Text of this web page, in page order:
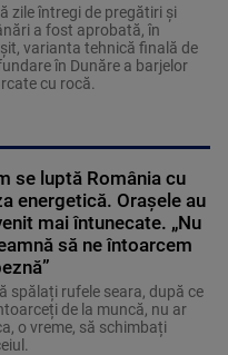
zile întregi de pregătiri și
a fost aprobată, în
varianta tehnică finală de
în Dunăre a barjelor
cu rocă.
se luptă România cu
energetică. Orașele au
mai întunecate. „Nu
să ne întoarcem
spălați rufele seara, după ce
de la muncă, nu ar
o vreme, să schimbați